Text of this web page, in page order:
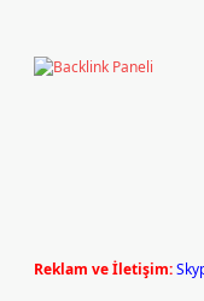
Reklam ve İletişim: